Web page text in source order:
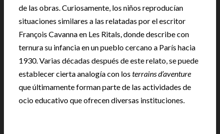
de las obras. Curiosamente, los niños reproducían
situaciones similares a las relatadas por el escritor
François Cavanna en Les Ritals, donde describe con
ternura su infancia en un pueblo cercano a París hacia
1930. Varias décadas después de este relato, se puede
establecer cierta analogía con los terrains d’aventure
que últimamente forman parte de las actividades de
ocio educativo que ofrecen diversas instituciones.